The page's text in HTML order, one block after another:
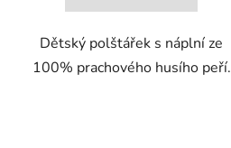
Dětský polštářek s náplní ze
100% prachového husího peří.